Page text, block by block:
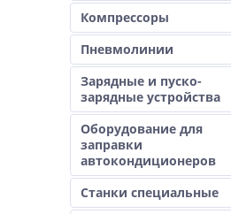
Компрессоры
Пневмолинии
Зарядные и пуско-
зарядные устройства
Оборудование для
заправки
автокондиционеров
Станки специальные